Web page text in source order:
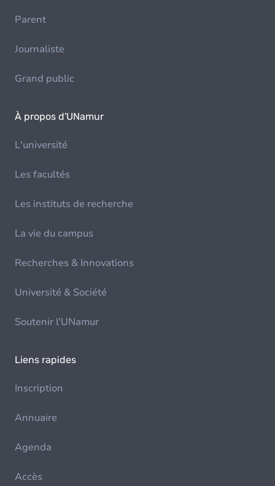
Parent
Journaliste
Grand public
À propos d'UNamur
L'université
Les facultés
Les instituts de recherche
La vie du campus
Recherches & Innovations
Université & Société
Soutenir l'UNamur
Liens rapides
Inscription
Annuaire
Agenda
Accès